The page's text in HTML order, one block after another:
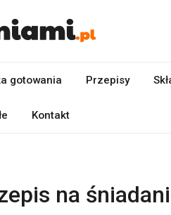
gotowania Przepisy
Kontakt
na